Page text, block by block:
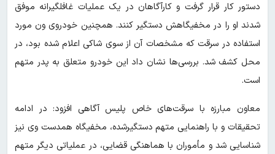
دستور کار قرار گرفت و کارآگاهان در یک عملیات غافلگیرانه موفق
شدند او را در مخفیگاهش دستگیر کنند. همچنین خودروی ون مورد
استفاده در سرقت که مشخصات آن از سوی شاکی اعلام شده بود، در
محل کشف شد. بررسی‌ها نشان داد این خودرو متعلق به پدر متهم
است.
معاون مبارزه با سرقت‌های خاص پلیس آگاهی افزود: در ادامه
تحقیقات و با راهنمایی متهم دستگیرشده، مخفیگاه همدست وی نیز
شناسایی شد و مأموران با هماهنگی قضایی، در عملیاتی دیگر متهم